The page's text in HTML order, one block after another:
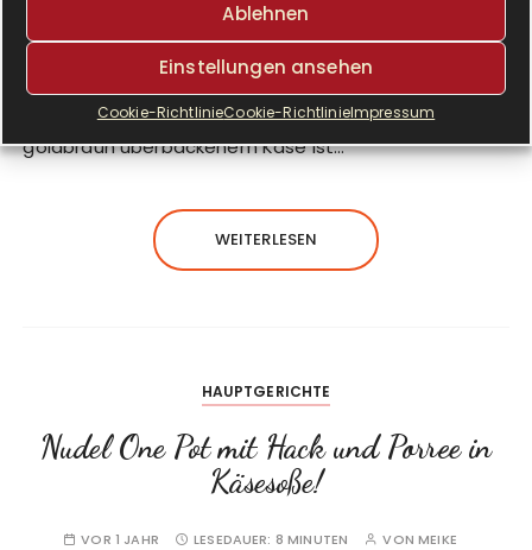
Ablehnen
Einstellungen ansehen
Cookie-RichtlinieCookie-RichtlinieImpressum
L
ust auf ein fixes Frühlingsgericht? Diese
Spargeltarte mit grünem Spargel, knusprigem
Blätterteig, cremiger Sauce Hollandaise und
goldbraun überbackenem Käse ist…
WEITERLESEN
HAUPTGERICHTE
Nudel One Pot mit Hack und Porree in
Käsesoße!
VOR 1 JAHR LESEDAUER: 8 MINUTEN VONMEIKE